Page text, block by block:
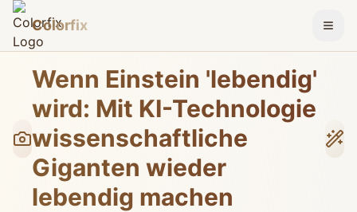
Colorfix
Wenn Einstein 'lebendig'
wird: Mit KI-Technologie
wissenschaftliche
Giganten wieder
lebendig machen